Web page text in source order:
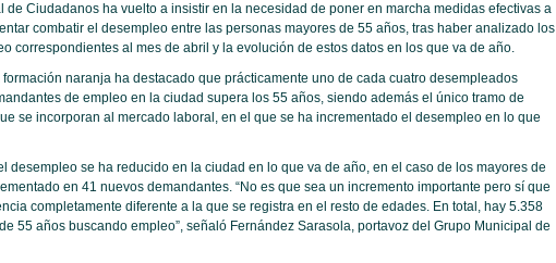
de Ciudadanos ha vuelto a insistir en la necesidad de poner en marcha medidas efectivas a
combatir el desempleo entre las personas mayores de 55 años, tras haber analizado los
correspondientes al mes de abril y la evolución de estos datos en los que va de año.
formación naranja ha destacado que prácticamente uno de cada cuatro desempleados
de empleo en la ciudad supera los 55 años, siendo además el único tramo de
se incorporan al mercado laboral, en el que se ha incrementado el desempleo en lo que
desempleo se ha reducido en la ciudad en lo que va de año, en el caso de los mayores de
en 41 nuevos demandantes. “No es que sea un incremento importante pero sí que
completamente diferente a la que se registra en el resto de edades. En total, hay 5.358
55 años buscando empleo”, señaló Fernández Sarasola, portavoz del Grupo Municipal de